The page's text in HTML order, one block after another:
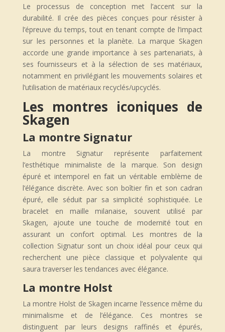
Le processus de conception met l’accent sur la
durabilité. Il crée des pièces conçues pour résister à
l’épreuve du temps, tout en tenant compte de l’impact
sur les personnes et la planète. La marque Skagen
accorde une grande importance à ses partenariats, à
ses fournisseurs et à la sélection de ses matériaux,
notamment en privilégiant les mouvements solaires et
l’utilisation de matériaux recyclés/upcyclés.
Les montres iconiques de
Skagen
La montre Signatur
La montre Signatur représente parfaitement
l’esthétique minimaliste de la marque. Son design
épuré et intemporel en fait un véritable emblème de
l’élégance discrète. Avec son boîtier fin et son cadran
épuré, elle séduit par sa simplicité sophistiquée. Le
bracelet en maille milanaise, souvent utilisé par
Skagen, ajoute une touche de modernité tout en
assurant un confort optimal. Les montres de la
collection Signatur sont un choix idéal pour ceux qui
recherchent une pièce classique et polyvalente qui
saura traverser les tendances avec élégance.
La montre Holst
La montre Holst de Skagen incarne l’essence même du
minimalisme et de l’élégance. Ces montres se
distinguent par leurs designs raffinés et épurés,